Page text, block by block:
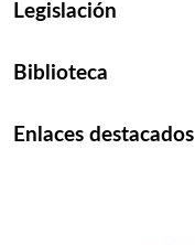
Legislación
Biblioteca
Enlaces destacados